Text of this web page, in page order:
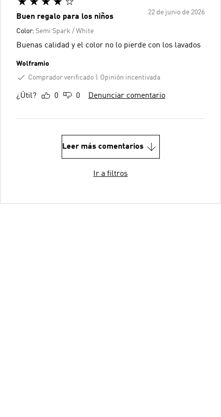
22 de junio de 2026
Buen regalo para los niños
Color: Semi Spark / White
Buenas calidad y el color no lo pierde con los lavados
Wolframio
Comprador verificado
Opinión incentivada
¿Útil? 0 0 Denunciar comentario
Leer más comentarios
Ir a filtros